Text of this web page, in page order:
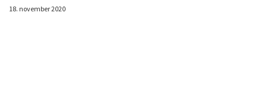
18. november 2020